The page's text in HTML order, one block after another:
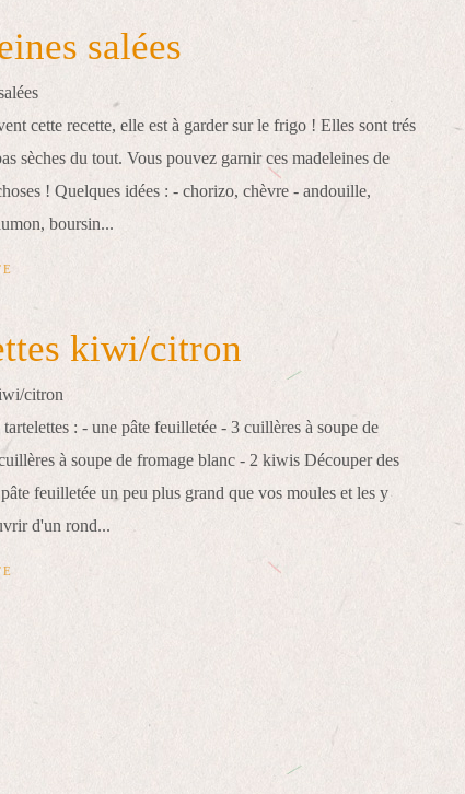
salées
cette recette, elle est à garder sur le frigo ! Elles sont trés
sèches du tout. Vous pouvez garnir ces madeleines de
! Quelques idées : - chorizo, chèvre - andouille,
boursin...
kiwi/citron
: - une pâte feuilletée - 3 cuillères à soupe de
à soupe de fromage blanc - 2 kiwis Découper des
feuilletée un peu plus grand que vos moules et les y
d'un rond...